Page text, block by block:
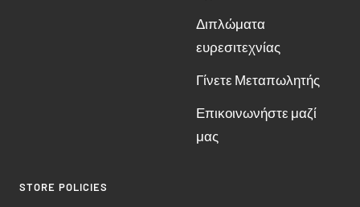
Διπλώματα
ευρεσιτεχνίας
Γίνετε Μεταπωλητής
Επικοινωνήστε μαζί
μας
STORE POLICIES